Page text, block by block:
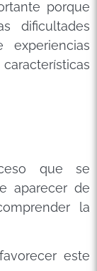
porque
dificultades
experiencias
que se
aparecer de
la
este